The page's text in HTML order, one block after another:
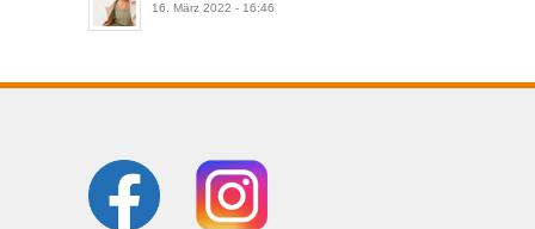
16. März 2022 - 16:46